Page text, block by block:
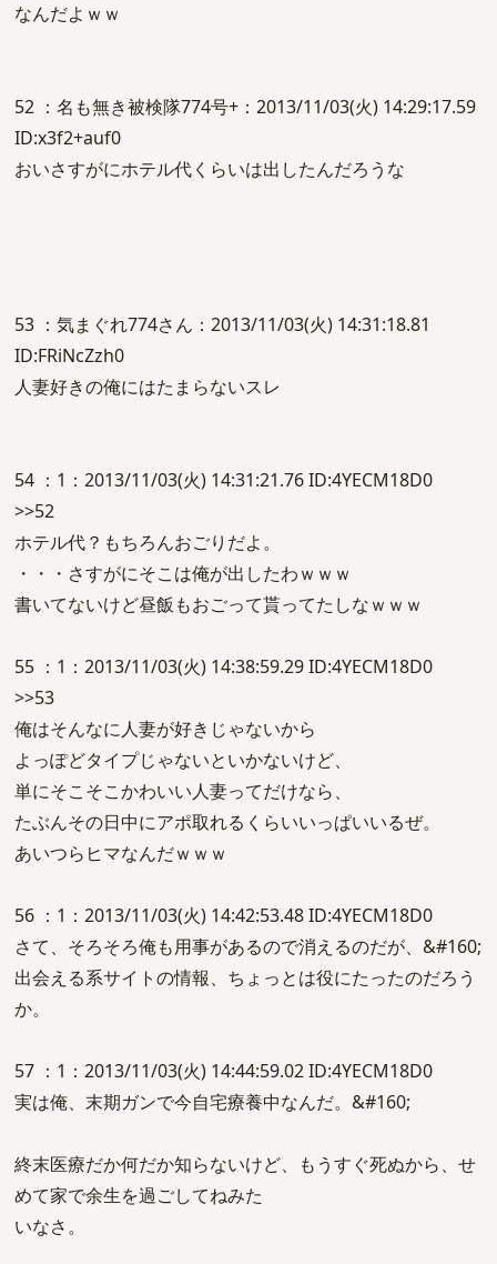
なんだよｗｗ
52 ：名も無き被検隊774号+：2013/11/03(火) 14:29:17.59
ID:x3f2+auf0
おいさすがにホテル代くらいは出したんだろうな
53 ：気まぐれ774さん：2013/11/03(火) 14:31:18.81
ID:FRiNcZzh0
人妻好きの俺にはたまらないスレ
54 ：1：2013/11/03(火) 14:31:21.76 ID:4YECM18D0
>>52
ホテル代？もちろんおごりだよ。
・・・さすがにそこは俺が出したわｗｗｗ
書いてないけど昼飯もおごって貰ってたしなｗｗｗ
55 ：1：2013/11/03(火) 14:38:59.29 ID:4YECM18D0
>>53
俺はそんなに人妻が好きじゃないから
よっぽどタイプじゃないといかないけど、
単にそこそこかわいい人妻ってだけなら、
たぶんその日中にアポ取れるくらいいっぱいいるぜ。
あいつらヒマなんだｗｗｗ
56 ：1：2013/11/03(火) 14:42:53.48 ID:4YECM18D0
さて、そろそろ俺も用事があるので消えるのだが、&#160;
出会える系サイトの情報、ちょっとは役にたったのだろう
か。
57 ：1：2013/11/03(火) 14:44:59.02 ID:4YECM18D0
実は俺、末期ガンで今自宅療養中なんだ。&#160;
終末医療だか何だか知らないけど、もうすぐ死ぬから、せ
めて家で余生を過ごしてねみた
いなさ。